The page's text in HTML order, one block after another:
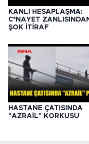
KANLI HESAPLAŞMA:
C*NAYET
ŞOK İTİRAF
HASTANE ÇATISINDA
"AZRAİL" KORKUSU